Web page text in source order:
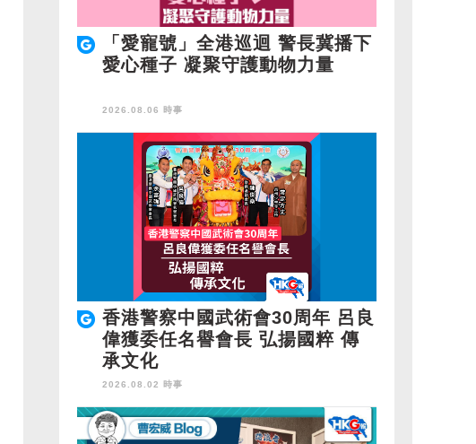
「愛寵號」全港巡迴 警長冀播下
愛心種子 凝聚守護動物力量
2026.08.06 時事
香港警察中國武術會30周年 呂良
偉獲委任名譽會長 弘揚國粹 傳
承文化
2026.08.02 時事